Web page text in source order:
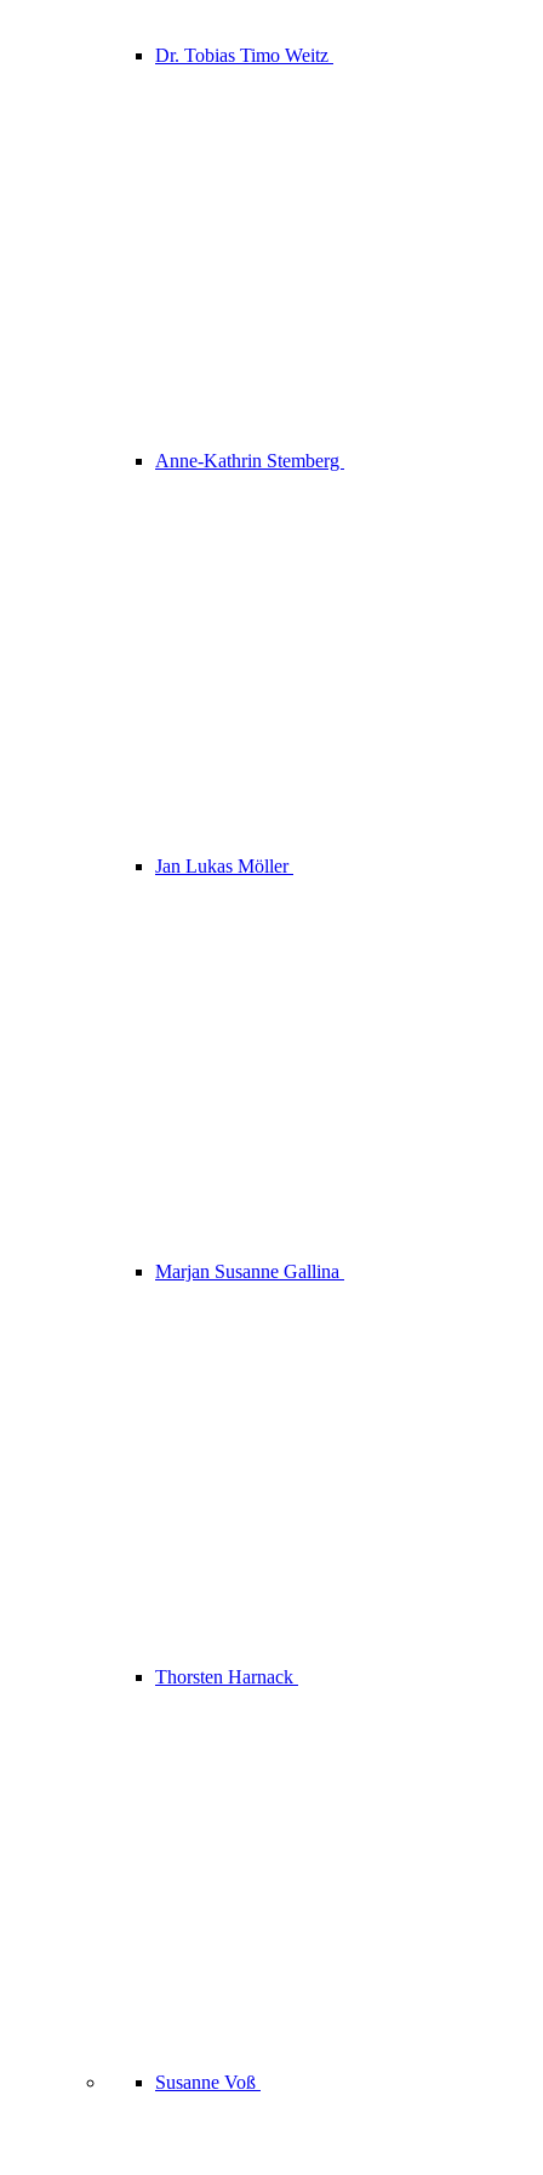
Dr. Tobias Timo Weitz
Anne-Kathrin Stemberg
Jan Lukas Möller
Marjan Susanne Gallina
Thorsten Harnack
Susanne Voß